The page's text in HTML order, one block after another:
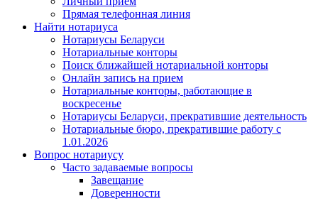
Прямая телефонная линия
Найти нотариуса
Нотариусы Беларуси
Нотариальные конторы
Поиск ближайшей нотариальной конторы
Онлайн запись на прием
Нотариальные конторы, работающие в
воскресенье
Нотариусы Беларуси, прекратившие деятельность
Нотариальные бюро, прекратившие работу с
1.01.2026
Вопрос нотариусу
Часто задаваемые вопросы
Завещание
Доверенности